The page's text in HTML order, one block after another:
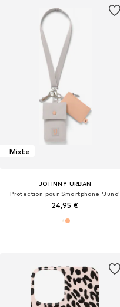
Mixte
JOHNNY URBAN
Protection pour Smartphone 'Juno'
24,95 €